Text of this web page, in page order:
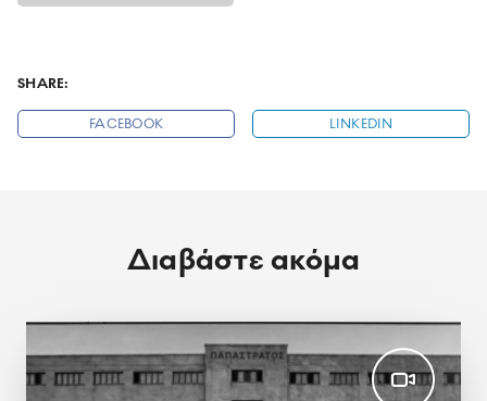
SHARE:
FACEBOOK LINKEDIN
Διαβάστε ακόμα